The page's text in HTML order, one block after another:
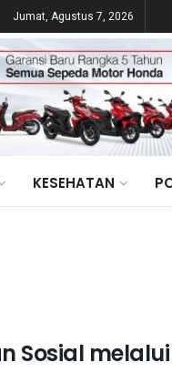
Jumat, Agustus 7, 2026
KESEHATAN
Sosial melalui